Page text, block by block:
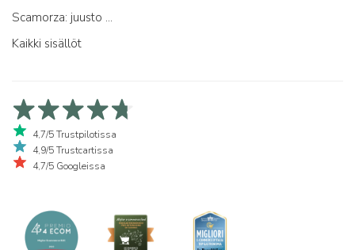
Scamorza: juusto ...
Kaikki sisällöt
4,7/5 Trustpilotissa
4,9/5 Trustcartissa
4,7/5 Googleissa